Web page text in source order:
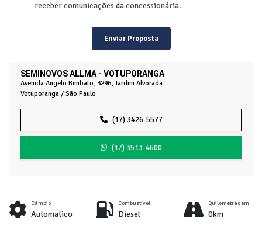
SEMINOVOS ALLMA - VOTUPORANGA
Avenida Angelo Bimbato, 3296, Jardim Alvorada
Votuporanga / São Paulo
(17) 3426-5577
(17) 3513-4600
receber comunicações da concessionária.
Enviar Proposta
Câmbio
Automatico
Combustível
Diesel
Quilometragem
0km